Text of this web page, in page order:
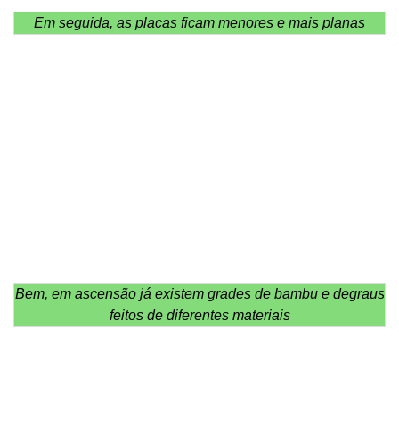
Em seguida, as placas ficam menores e mais planas
Bem, em ascensão já existem grades de bambu e degraus
feitos de diferentes materiais